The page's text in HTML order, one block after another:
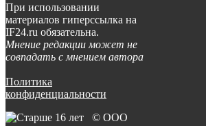
При использовании
материалов гиперссылка на
IF24.ru обязательна.
Мнение редакции может не
совпадать с мнением автора
Политика
конфиденциальности
© ООО